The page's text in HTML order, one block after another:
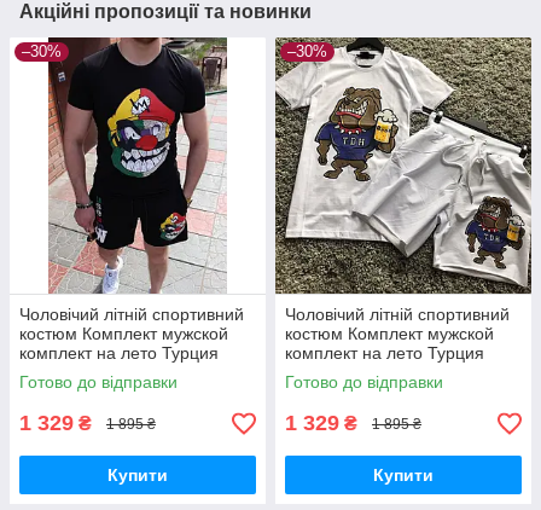
Акційні пропозиції та новинки
–30%
Чоловічий літній спортивний
костюм Комплект мужской
комплект на лето Турция
Готово до відправки
1 329 ₴ 1 895 ₴
Купити
–30%
Чоловічий літній спортивний
костюм Комплект мужской
комплект на лето Турция
Готово до відправки
1 329 ₴ 1 895 ₴
Купити